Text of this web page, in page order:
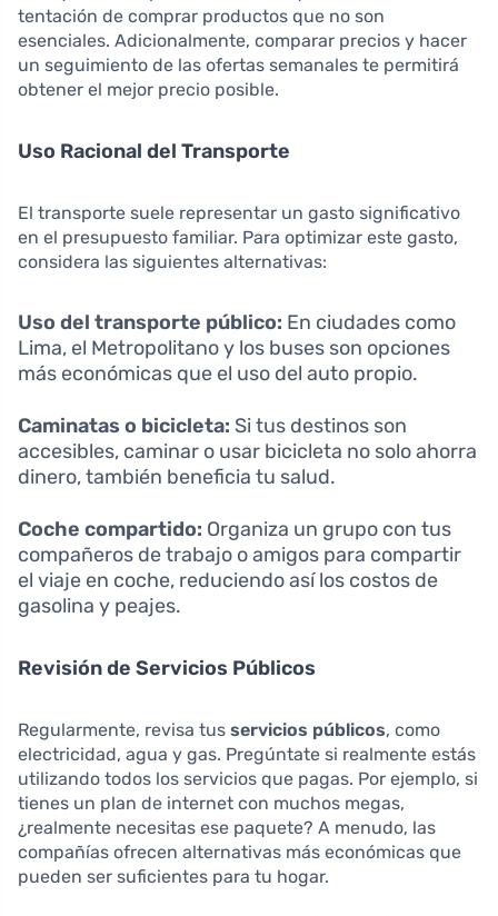
tentación de comprar productos que no son
esenciales. Adicionalmente, comparar precios y hacer
un seguimiento de las ofertas semanales te permitirá
obtener el mejor precio posible.
Uso Racional del Transporte
El transporte suele representar un gasto significativo
en el presupuesto familiar. Para optimizar este gasto,
considera las siguientes alternativas:
Uso del transporte público: En ciudades como
Lima, el Metropolitano y los buses son opciones
más económicas que el uso del auto propio.
Caminatas o bicicleta: Si tus destinos son
accesibles, caminar o usar bicicleta no solo ahorra
dinero, también beneficia tu salud.
Coche compartido: Organiza un grupo con tus
compañeros de trabajo o amigos para compartir
el viaje en coche, reduciendo así los costos de
gasolina y peajes.
Revisión de Servicios Públicos
Regularmente, revisa tus servicios públicos, como
electricidad, agua y gas. Pregúntate si realmente estás
utilizando todos los servicios que pagas. Por ejemplo, si
tienes un plan de internet con muchos megas,
¿realmente necesitas ese paquete? A menudo, las
compañías ofrecen alternativas más económicas que
pueden ser suficientes para tu hogar.